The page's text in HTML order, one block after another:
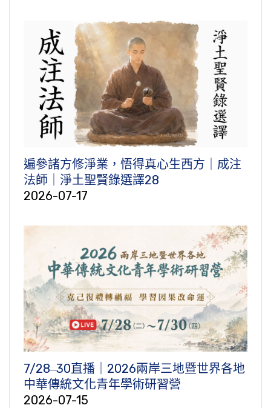
遍參諸方修淨業，悟得真心生西方｜成注
法師｜淨土聖賢錄選譯28
2026-07-17
7/28‒30直播｜2026兩岸三地暨世界各地
中華傳統文化青年學術研習營
2026-07-15